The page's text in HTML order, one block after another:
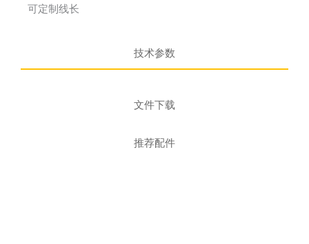
可定制线长
技术参数
文件下载
推荐配件